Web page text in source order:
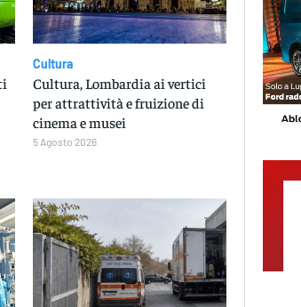
Cultura
Cultura, Lombardia ai vertici
per attrattività e fruizione di
cinema e musei
5 Agosto 2026